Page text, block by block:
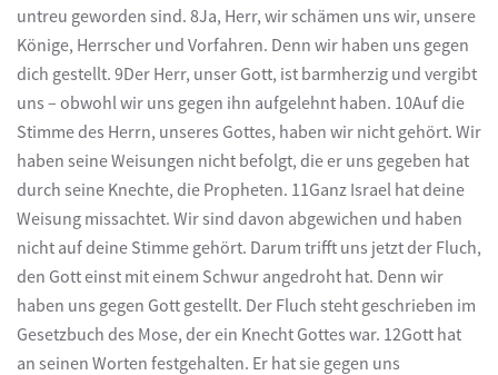
untreu geworden sind. 8Ja, Herr, wir schämen uns wir, unsere
Könige, Herrscher und Vorfahren. Denn wir haben uns gegen
dich gestellt. 9Der Herr, unser Gott, ist barmherzig und vergibt
uns – obwohl wir uns gegen ihn aufgelehnt haben. 10Auf die
Stimme des Herrn, unseres Gottes, haben wir nicht gehört. Wir
haben seine Weisungen nicht befolgt, die er uns gegeben hat
durch seine Knechte, die Propheten. 11Ganz Israel hat deine
Weisung missachtet. Wir sind davon abgewichen und haben
nicht auf deine Stimme gehört. Darum trifft uns jetzt der Fluch,
den Gott einst mit einem Schwur angedroht hat. Denn wir
haben uns gegen Gott gestellt. Der Fluch steht geschrieben im
Gesetzbuch des Mose, der ein Knecht Gottes war. 12Gott hat
an seinen Worten festgehalten. Er hat sie gegen uns